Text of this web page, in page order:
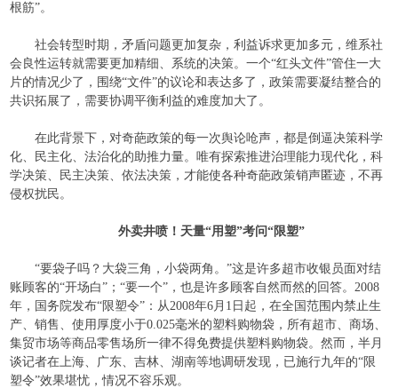
根筋”。
社会转型时期，矛盾问题更加复杂，利益诉求更加多元，维系社
会良性运转就需要更加精细、系统的决策。一个“红头文件”管住一大
片的情况少了，围绕“文件”的议论和表达多了，政策需要凝结整合的
共识拓展了，需要协调平衡利益的难度加大了。
在此背景下，对奇葩政策的每一次舆论呛声，都是倒逼决策科学
化、民主化、法治化的助推力量。唯有探索推进治理能力现代化，科
学决策、民主决策、依法决策，才能使各种奇葩政策销声匿迹，不再
侵权扰民。
外卖井喷！天量“用塑”考问“限塑”
“要袋子吗？大袋三角，小袋两角。”这是许多超市收银员面对结
账顾客的“开场白”；“要一个”，也是许多顾客自然而然的回答。2008
年，国务院发布“限塑令”：从2008年6月 1 日起，在全国范围内禁止生
产、销售、使用厚度小于0.025毫米的塑料购物袋，所有超市、商场、
集贸市场等商品零售场所一律不得免费提供塑料购物袋。然而，半月
谈记者在上海、广东、吉林、湖南等地调研发现，已施行九年的“限
塑令”效果堪忧，情况不容乐观。